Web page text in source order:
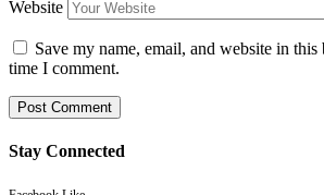
Website
Save my name, email, and website in
time I comment.
Stay Connected